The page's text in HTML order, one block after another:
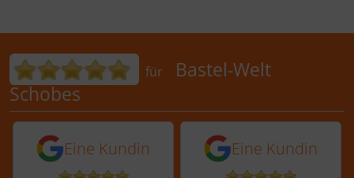
Bewertungen für Bastel-Welt
für
Bastel-Welt
Schobes
5 von 5 Sternen von einer Kundin vor
Eine Kundin 5 von 5 Sternen
Eine Kundin